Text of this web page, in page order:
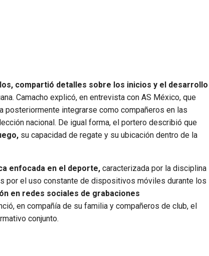
compartió detalles sobre los inicios y el desarrollo
Camacho explicó, en entrevista con AS México, que
posteriormente integrarse como compañeros en las
nacional. De igual forma, el portero describió que
su capacidad de regate y su ubicación dentro de la
enfocada en el deporte, caracterizada por la disciplina
por el uso constante de dispositivos móviles durante los
en redes sociales de grabaciones
en compañía de su familia y compañeros de club, el
conjunto.